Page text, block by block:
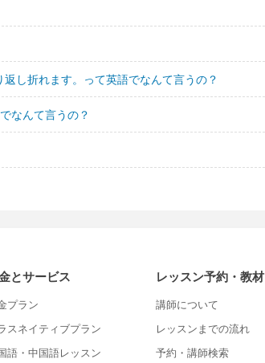
し折れます。って英語でなんて言うの？
なんて言うの？
とサービス
プラン
スネイティブプラン
語・中国語レッスン
レッスン予約・教材
講師について
レッスンまでの流れ
予約・講師検索